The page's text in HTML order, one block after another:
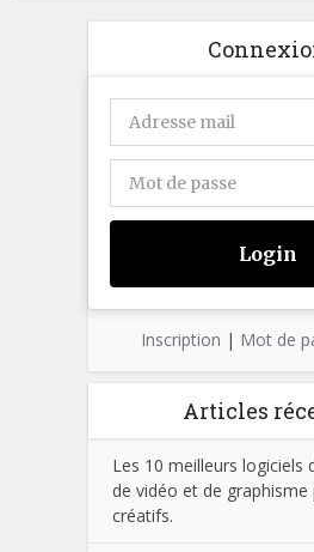
Inscription | Mot de
Articles
Les 10 meilleurs logiciels
de vidéo et de graphisme
créatifs.